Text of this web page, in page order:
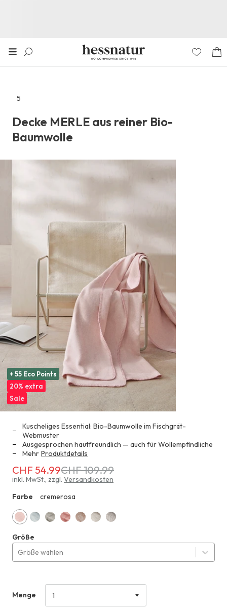
+ 55 Eco Points
20% extra
Sale
Zu
Reviews
5
Decke MERLE aus reiner Bio-
Baumwolle
Kuscheliges Essential: Bio-Baumwolle im Fischgrät-
Webmuster
Ausgesprochen hautfreundlich — auch für Wollempfindliche
Mehr Produktdetails
Erhältlich
für
anstatt
CHF 109.99
CHF 54.99CHF 109.99
inkl. MwSt., zzgl. Versandkosten
Farbe
cremerosa
Größe
Größe wählen
Menge